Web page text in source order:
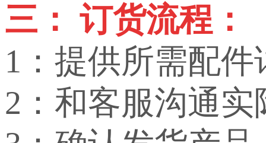
三： 订货流程：
1：提供所需配
2：和客服沟通实